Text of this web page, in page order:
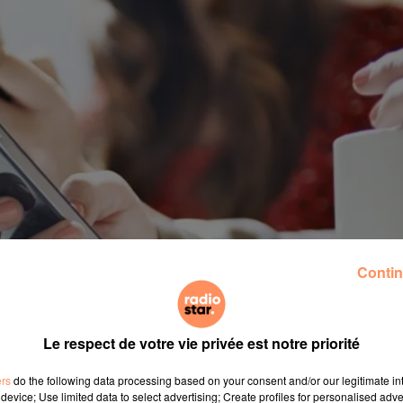
de la téléphonie. Après Free et ses forfaits à
est situé à Aix-en-Provence a lancé ce mercredi
Le respect de votre vie privée est notre priorité
do the following data processing based on your consent and/or our legitimate
Use limited data to select advertising; Create profiles for personalised